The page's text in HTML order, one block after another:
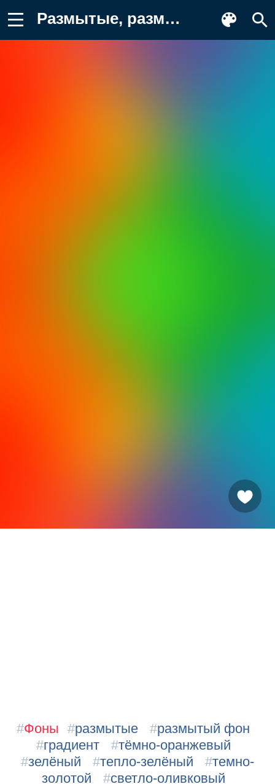
Размытые, размытый фон, градиент Обои на телефон
#Фоны #размытые #размытый фон
#градиент #тёмно-оранжевый
#зелёный #тепло-зелёный #темно-
золотой
#светло-оливковый